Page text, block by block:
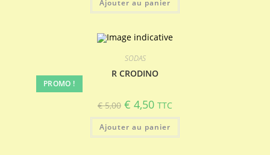
était :
€ 5,00.
est :
€ 4,50.
Ajouter au panier
PROMO !
SODAS
R CRODINO
€5,00 Le
prix
initial
était :
€ 5,00.
€ 4,50Le
prix
actuel
est :
€ 4,50.
TTC
Ajouter au panier